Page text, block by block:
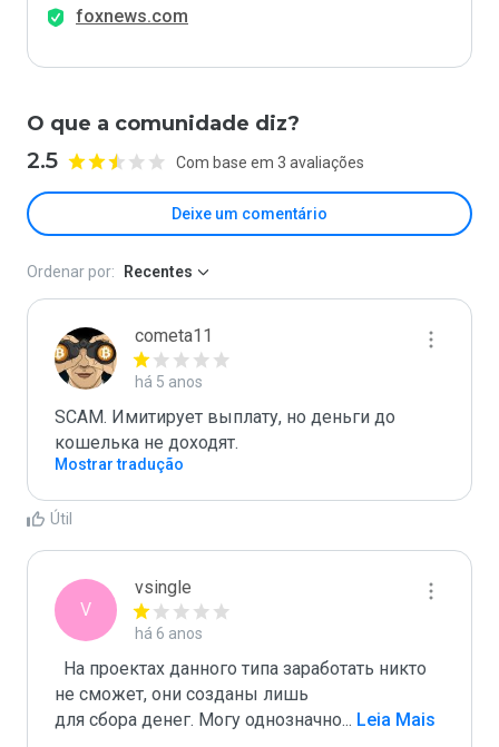
foxnews.com
O que a comunidade diz?
2.5 Com base em 3 avaliações
Deixe um comentário
Ordenar por: Recentes
cometa11
há 5 anos
SCAM. Имитирует выплату, но деньги до
кошелька не доходят.
Mostrar tradução
Útil
V
vsingle
há 6 anos
не сможет, они созданы лишь
для сбора денег. Могу однозначно... Leia Mais